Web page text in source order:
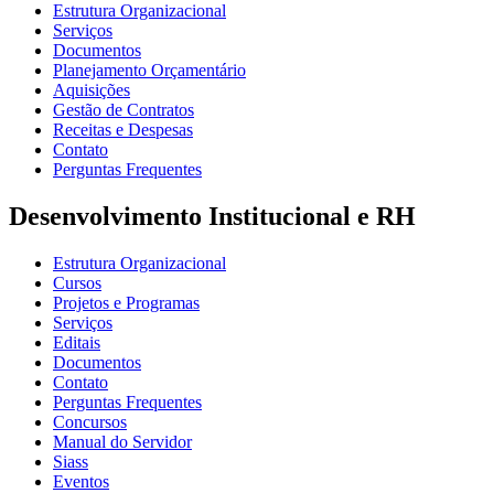
Estrutura Organizacional
Serviços
Documentos
Planejamento Orçamentário
Aquisições
Gestão de Contratos
Receitas e Despesas
Contato
Perguntas Frequentes
Desenvolvimento Institucional e RH
Estrutura Organizacional
Cursos
Projetos e Programas
Serviços
Editais
Documentos
Contato
Perguntas Frequentes
Concursos
Manual do Servidor
Siass
Eventos